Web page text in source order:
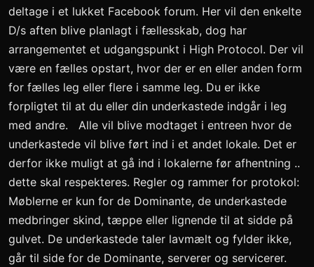
deltage i et lukket Facebook forum. Her vil den enkelte
D/s aften blive planlagt i fællesskab, dog har
arrangementet et udgangspunkt i High Protocol. Der vil
være en fælles opstart, hvor der er en eller anden form
for fælles leg eller flere i samme leg. Du er ikke
forpligtet til at du eller din underkastede indgår i leg
med andre. Alle vil blive modtaget i entreen hvor de
underkastede vil blive ført ind i et andet lokale. Det er
derfor ikke muligt at gå ind i lokalerne før afhentning ..
dette skal respekteres. Regler og rammer for protokol:
Møblerne er kun for de Dominante, de underkastede
medbringer skind, tæppe eller lignende til at sidde på
gulvet. De underkastede taler lavmælt og fylder ikke,
går til side for de Dominante, serverer og servicerer.